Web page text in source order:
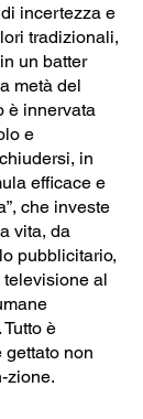
incertezza e
tradizionali,
un batter
metà del
è innervata
e
in
efficace e
che investe
vita, da
pubblicitario,
televisione al
è
non
zione.